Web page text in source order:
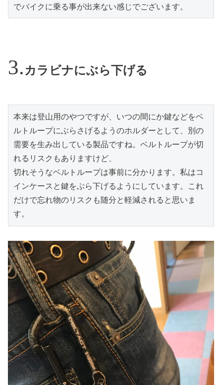
でバイクに乗る事が出来ない感じでございます。
カラビナにぶら下げる
本来は登山用のやつですが、いつの間にか鍵などをベ
ルトループにぶらさげるようのホルダーとして、別の
需要を生み出している製品ですね。ベルトループが切
れるリスクもありますけど、
切れそうなベルトループは事前に分かります。私はコ
インケースと鍵をぶら下げるようにしています。これ
だけで忘れ物のリスクも随分と軽減されると思いま
す。